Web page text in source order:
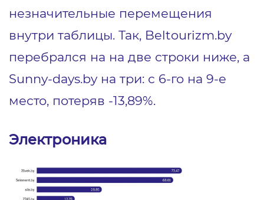
незначительные перемещения
внутри таблицы. Так, Beltourizm.by
перебрался на на две строки ниже, а
Sunny-days.by на три: с 6-го на 9-е
место, потеряв -13,89%.
Электроника